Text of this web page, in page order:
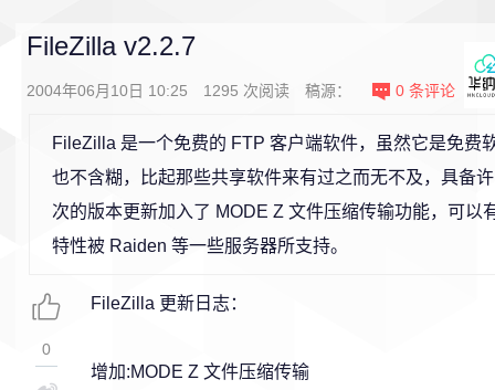
FileZilla v2.2.7
2004年06月10日 10:25 1295 次阅读 稿源： 0 条评论
FileZilla 是一个免费的 FTP 客户端软件，虽然它是免费
也不含糊，比起那些共享软件来有过之而无不及，具备
次的版本更新加入了 MODE Z 文件压缩传输功能，可以
特性被 Raiden 等一些服务器所支持。
FileZilla 更新日志：
增加:MODE Z 文件压缩传输
0